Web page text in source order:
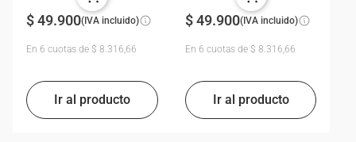
$49.900(IVA incluido)
En 6 cuotas de $ 8.316,66
$ 49.900(IVA incluido)
En 6 cuotas de $ 8.316,66